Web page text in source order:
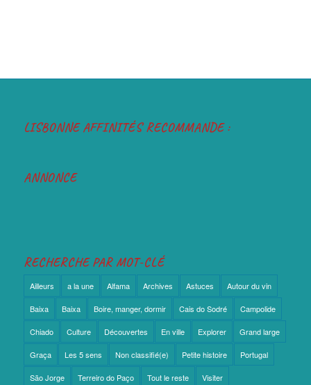
LISBONNE AFFINITÉS RECOMMANDE :
ANNONCE
RECHERCHE PAR MOT-CLÉ
Ailleurs a la une Alfama Archives Astuces Autour du vin
Baixa Baixa Boire, manger, dormir Cais do Sodré Campolide
Chiado Culture Découvertes En ville Explorer Grand large
Graça Les 5 sens Non classifié(e) Petite histoire Portugal
São Jorge Terreiro do Paço Tout le reste Visiter